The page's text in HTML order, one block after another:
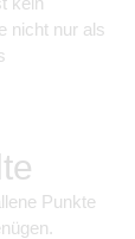
nicht nur als
Punkte